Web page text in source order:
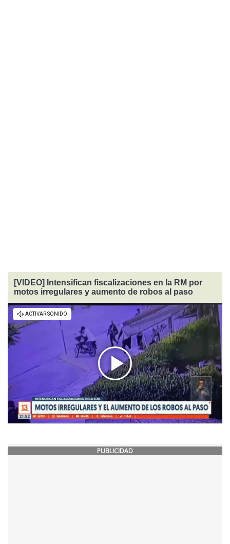
[VIDEO] Intensifican fiscalizaciones en la RM por
motos irregulares y aumento de robos al paso
PUBLICIDAD